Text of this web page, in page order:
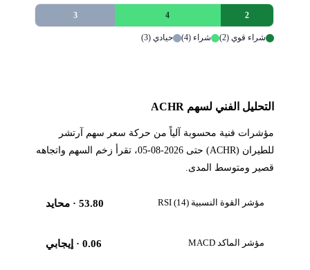
2
4
3
شراء قوي (2) شراء (4) حيادي (3)
التحليل الفني لسهم ACHR
مؤشرات فنية محسوبة آلياً من حركة سعر سهم آرتشر
للطيران (ACHR) حتى 2026-08-05، تقرأ زخم السهم واتجاهه
قصير ومتوسط المدى.
مؤشر القوة النسبية RSI (14) 53.80· محايد
مؤشر الماكد MACD 0.06· إيجابي